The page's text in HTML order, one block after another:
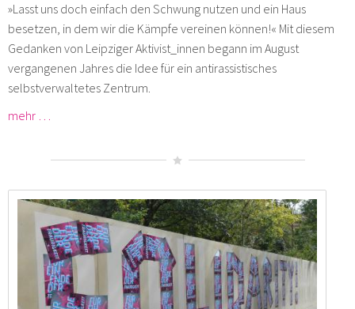
»Lasst uns doch einfach den Schwung nutzen und ein Haus
besetzen, in dem wir die Kämpfe vereinen können!« Mit diesem
Gedanken von Leipziger Aktivist_innen begann im August
vergangenen Jahres die Idee für ein antirassistisches
selbstverwaltetes Zentrum.
mehr …